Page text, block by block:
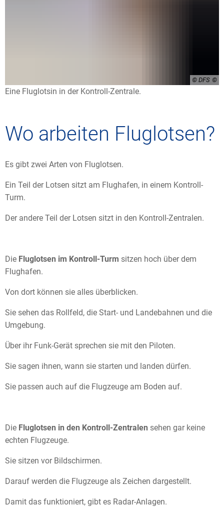
© DFS
Eine Fluglotsin in der Kontroll-Zentrale.
Wo arbeiten Fluglotsen?
Es gibt zwei Arten von Fluglotsen.
Ein Teil der Lotsen sitzt am Flughafen, in einem Kontroll-
Turm.
Der andere Teil der Lotsen sitzt in den Kontroll-Zentralen.
Die Fluglotsen im Kontroll-Turm sitzen hoch über dem
Flughafen.
Von dort können sie alles überblicken.
Sie sehen das Rollfeld, die Start- und Landebahnen und die
Umgebung.
Über ihr Funk-Gerät sprechen sie mit den Piloten.
Sie sagen ihnen, wann sie starten und landen dürfen.
Sie passen auch auf die Flugzeuge am Boden auf.
Die Fluglotsen in den Kontroll-Zentralen sehen gar keine
echten Flugzeuge.
Sie sitzen vor Bildschirmen.
Darauf werden die Flugzeuge als Zeichen dargestellt.
Damit das funktioniert, gibt es Radar-Anlagen.